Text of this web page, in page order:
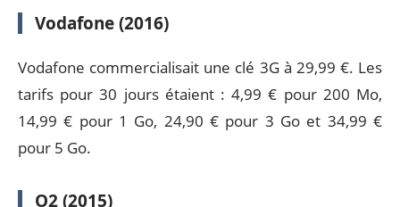
Vodafone (2016)
Vodafone commercialisait une clé 3G à 29,99 €. Les
tarifs pour 30 jours étaient : 4,99 € pour 200 Mo,
14,99 € pour 1 Go, 24,90 € pour 3 Go et 34,99 €
pour 5 Go.
O2 (2015)